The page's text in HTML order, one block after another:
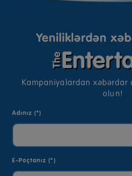
Yeniliklərdən
Kampaniyalardan xəbərdar
olun!
Adınız (*)
E-Poçtanız (*)